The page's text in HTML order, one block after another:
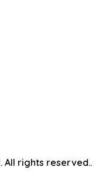
All rights reserved..